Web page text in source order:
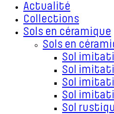
Actualité
Collections
Sols en céramique
Sols en
Sol
Sol
Sol
Sol
Sol